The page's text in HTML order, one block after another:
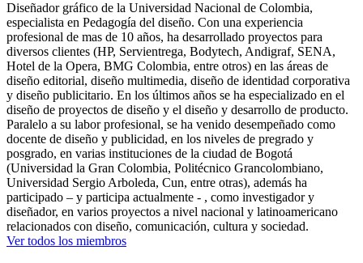
Diseñador gráfico de la Universidad Nacional de Colombia,
especialista en Pedagogía del diseño. Con una experiencia
profesional de mas de 10 años, ha desarrollado proyectos para
diversos clientes (HP, Servientrega, Bodytech, Andigraf, SENA,
Hotel de la Opera, BMG Colombia, entre otros) en las áreas de
diseño editorial, diseño multimedia, diseño de identidad corporativa
y diseño publicitario. En los últimos años se ha especializado en el
diseño de proyectos de diseño y el diseño y desarrollo de producto.
Paralelo a su labor profesional, se ha venido desempeñado como
docente de diseño y publicidad, en los niveles de pregrado y
posgrado, en varias instituciones de la ciudad de Bogotá
(Universidad la Gran Colombia, Politécnico Grancolombiano,
Universidad Sergio Arboleda, Cun, entre otras), además ha
participado – y participa actualmente - , como investigador y
diseñador, en varios proyectos a nivel nacional y latinoamericano
relacionados con diseño, comunicación, cultura y sociedad.
Ver todos los miembros